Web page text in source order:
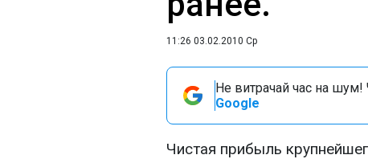
11:26 03.02.2010 Ср
Не витрачай час на шум!
Google
Чистая прибыль